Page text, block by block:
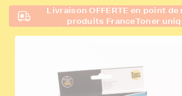
Livraison OFFERTE en point
produits FranceToner